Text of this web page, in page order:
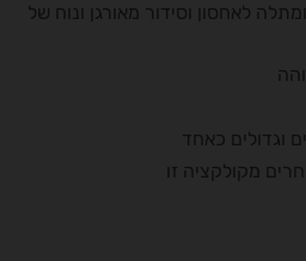
לאחסון וסידור מאורגן ונוח של
וגדולים כאחד
מקולקציה זו